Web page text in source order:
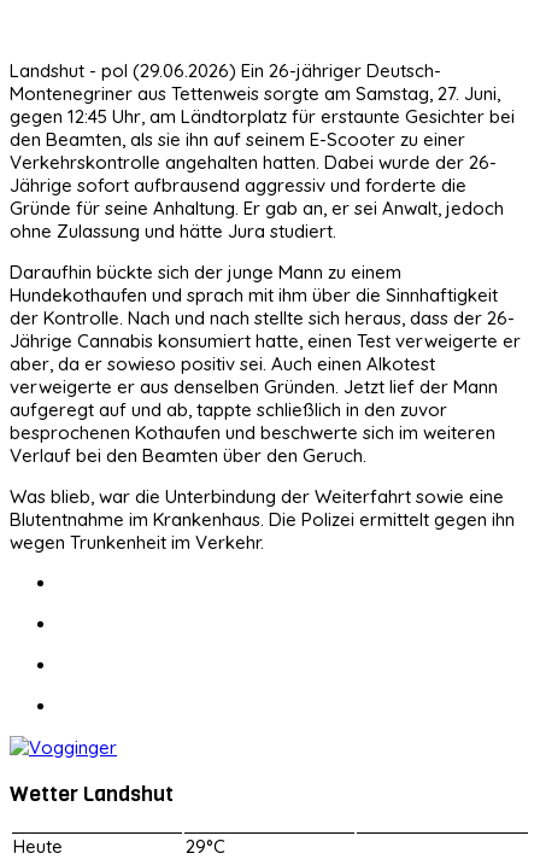
Landshut - pol (29.06.2026) Ein 26-jähriger Deutsch-
Montenegriner aus Tettenweis sorgte am Samstag, 27. Juni,
gegen 12:45 Uhr, am Ländtorplatz für erstaunte Gesichter bei
den Beamten, als sie ihn auf seinem E-Scooter zu einer
Verkehrskontrolle angehalten hatten. Dabei wurde der 26-
Jährige sofort aufbrausend aggressiv und forderte die
Gründe für seine Anhaltung. Er gab an, er sei Anwalt, jedoch
ohne Zulassung und hätte Jura studiert.
Daraufhin bückte sich der junge Mann zu einem
Hundekothaufen und sprach mit ihm über die Sinnhaftigkeit
der Kontrolle. Nach und nach stellte sich heraus, dass der 26-
Jährige Cannabis konsumiert hatte, einen Test verweigerte er
aber, da er sowieso positiv sei. Auch einen Alkotest
verweigerte er aus denselben Gründen. Jetzt lief der Mann
aufgeregt auf und ab, tappte schließlich in den zuvor
besprochenen Kothaufen und beschwerte sich im weiteren
Verlauf bei den Beamten über den Geruch.
Was blieb, war die Unterbindung der Weiterfahrt sowie eine
Blutentnahme im Krankenhaus. Die Polizei ermittelt gegen ihn
wegen Trunkenheit im Verkehr.
Wetter Landshut
Heute
29°C